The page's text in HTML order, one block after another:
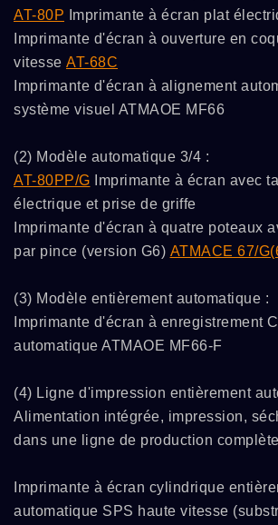
AT-80P Imprimante à écran plat
Imprimante d'écran à ouverture en
vitesse AT-68C
Imprimante d'écran à alignement
système visuel ATMAOE MF66
(2) Modèle automatique 3/4 :
AT-80PP/G Imprimante à écran avec
électrique et prise de griffe
Imprimante d'écran à quatre poteaux
par pince (version G6) ATMACE 67/
(3) Modèle entièrement automatique :
Imprimante d'écran à enregistrement
automatique ATMAOE MF66-F
(4) Ligne d'impression entièrement
Alimentation intégrée, impression,
dans une ligne de production complète
Imprimante à écran cylindrique
automatique SPS haute vitesse